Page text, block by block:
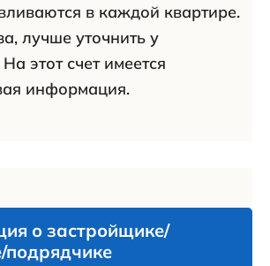
в каждой квартире.
лучше уточнить у
этот счет имеется
информация.
о застройщике/
подрядчике